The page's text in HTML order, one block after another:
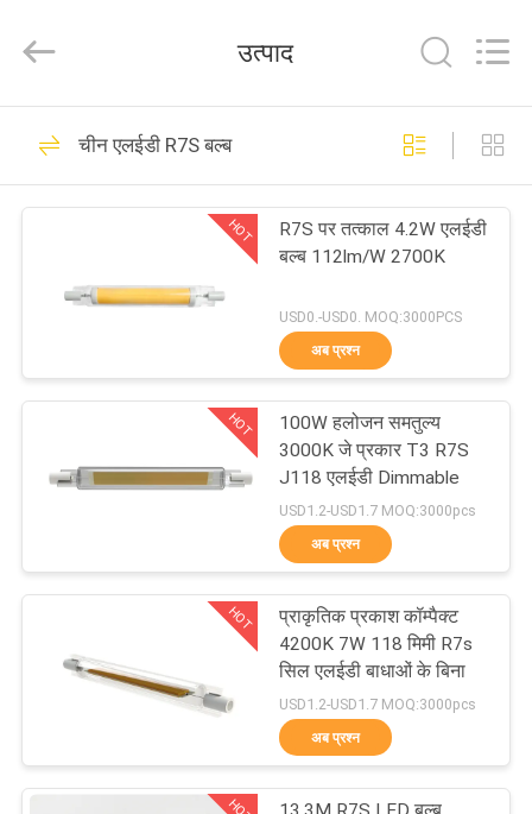
उत्पादों
भ्रमण
नियंत्रण
संपर्क
एक
Technology
Rights
एलईडी छिपा प्रतिस्थापन
39
एलईडी रेशा बल्ब
28
एलईडी जी 9 बीयूएलबी
51
उत्पाद
चीन एलईडी R7S बल्ब
HOT
R7S पर तत्काल 4.2W एलईडी
बल्ब 112lm/W 2700K
USD0.-USD0. MOQ:3000PCS
अब प्रश्न
HOT
100W हलोजन समतुल्य
3000K जे प्रकार T3 R7S
J118 एलईडी Dimmable
USD1.2-USD1.7 MOQ:3000pcs
अब प्रश्न
HOT
प्राकृतिक प्रकाश कॉम्पैक्ट
4200K 7W 118 मिमी R7s
सिल एलईडी बाधाओं के बिना
USD1.2-USD1.7 MOQ:3000pcs
अब प्रश्न